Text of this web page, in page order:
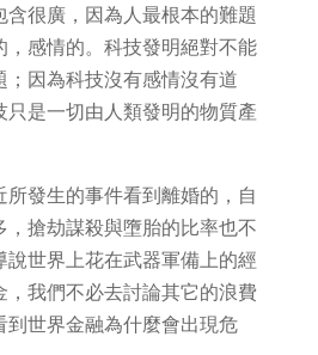
很廣，因為人最根本的難題
，感情的。科技發明絕對不能
因為科技沒有感情沒有道
是一切由人類發明的物質產
發生的事件看到離婚的，自
搶劫謀殺與墮胎的比率也不
世界上花在武器軍備上的經
，我們不必去討論其它的浪費
到世界金融為什麼會出現危